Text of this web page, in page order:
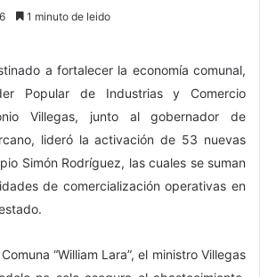
1 minuto de leido
a fortalecer la economía comunal,
Popular de Industrias y Comercio
Villegas, junto al gobernador de
lideró la activación de 53 nuevas
Simón Rodríguez, las cuales se suman
de comercialización operativas en
“William Lara”, el ministro Villegas